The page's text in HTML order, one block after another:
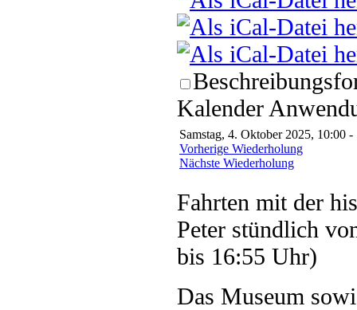
Kalender
Samstag, 4. Oktober 2025, 10:00 -
Vorherige Wiederholung
Nächste Wiederholung
Fahrten mit der
Peter stündlich
bis 16:55 Uhr)
Das Museum